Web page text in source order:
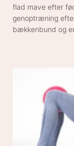
flad mave efter
genoptræning
bækkenbund og